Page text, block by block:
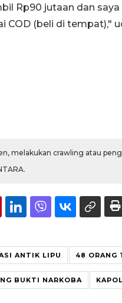
Rp90 jutaan dan
COD (beli di tempat),"
melakukan crawling atau
ANTIK LIPU 48 ORANG
BUKTI NARKOBA